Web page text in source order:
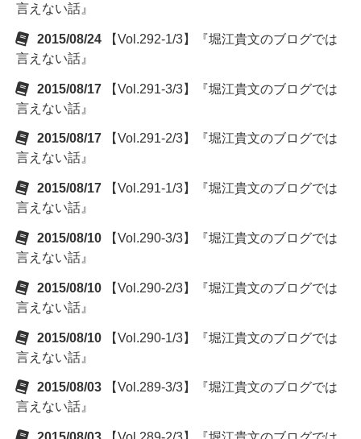
言えない話』
2015/08/24
【Vol.292-1/3】『堀江貴文のブログでは
言えない話』
2015/08/17
【Vol.291-3/3】『堀江貴文のブログでは
言えない話』
2015/08/17
【Vol.291-2/3】『堀江貴文のブログでは
言えない話』
2015/08/17
【Vol.291-1/3】『堀江貴文のブログでは
言えない話』
2015/08/10
【Vol.290-3/3】『堀江貴文のブログでは
言えない話』
2015/08/10
【Vol.290-2/3】『堀江貴文のブログでは
言えない話』
2015/08/10
【Vol.290-1/3】『堀江貴文のブログでは
言えない話』
2015/08/03
【Vol.289-3/3】『堀江貴文のブログでは
言えない話』